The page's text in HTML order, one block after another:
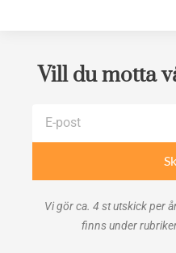
Vill du motta
Vi gör ca. 4 st utskick per
finns under